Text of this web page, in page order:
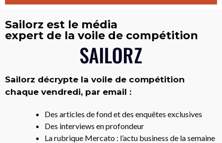
Sailorz est le média
expert de la voile de compétition
Sailorz décrypte la voile de compétition
chaque vendredi, par email :
Des articles de fond et des enquêtes exclusives
Des interviews en profondeur
La rubrique Mercato : l’actu business de la semaine